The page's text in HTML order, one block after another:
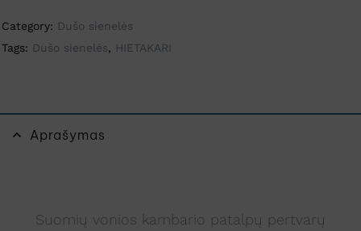
t
i
:
Category: Dušo sienelės
Tags: Dušo sienelės, HIETAKARI
Aprašymas
Suomių vonios kambario patalpų pertvarų